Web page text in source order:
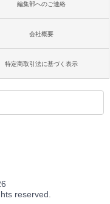
編集部へのご連絡
会社概要
特定商取引法に基づく表示
reserved.